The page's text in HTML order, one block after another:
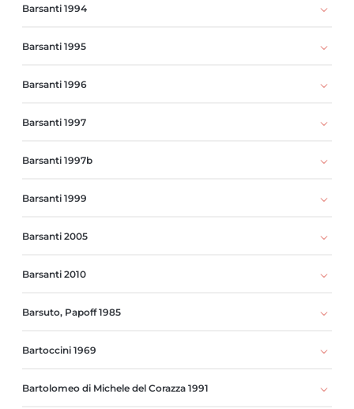
Barsanti 1994
Barsanti 1995
Barsanti 1996
Barsanti 1997
Barsanti 1997b
Barsanti 1999
Barsanti 2005
Barsanti 2010
Barsuto, Papoff 1985
Bartoccini 1969
Bartolomeo di Michele del Corazza 1991